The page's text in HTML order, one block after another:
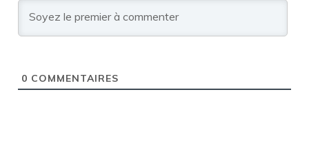
0 COMMENTAIRES